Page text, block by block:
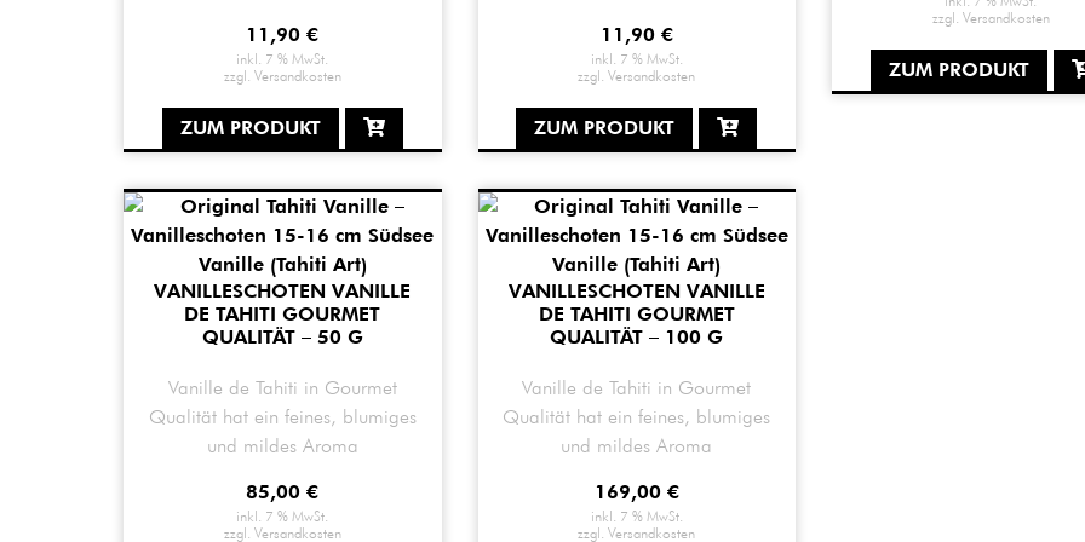
11,90€
inkl. 7 % MwSt.
zzgl. Versandkosten
ZUM PRODUKT
11,90 €
inkl. 7 % MwSt.
zzgl.Versandkosten
ZUM PRODUKT
zzgl. Versandkosten
ZUM PRODUKT
VANILLESCHOTEN VANILLE
DE TAHITI GOURMET
QUALITÄT – 50 G
Vanille de Tahiti in Gourmet
Qualität hat ein feines, blumiges
und mildes Aroma
85,00€
inkl. 7 % MwSt.
zzgl. Versandkosten
VANILLESCHOTEN VANILLE
DE TAHITI GOURMET
QUALITÄT – 100 G
Vanille de Tahiti in Gourmet
Qualität hat ein feines, blumiges
und mildes Aroma
169,00 €
inkl. 7 % MwSt.
zzgl.Versandkosten